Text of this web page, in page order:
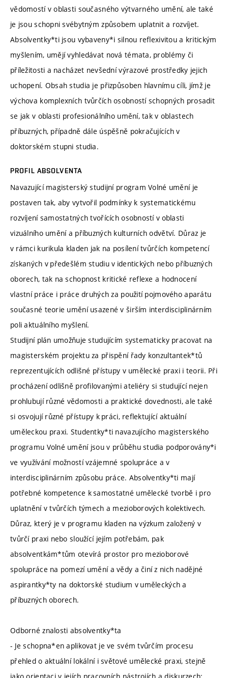
vědomostí v oblasti současného výtvarného umění, ale také
je jsou schopni svébytným způsobem uplatnit a rozvíjet.
Absolventky*ti jsou vybaveny*i silnou reflexivitou a kritickým
myšlením, umějí vyhledávat nová témata, problémy či
příležitosti a nacházet nevšední výrazové prostředky jejich
uchopení. Obsah studia je přizpůsoben hlavnímu cíli, jímž je
výchova komplexních tvůrčích osobností schopných prosadit
se jak v oblasti profesionálního umění, tak v oblastech
příbuzných, případně dále úspěšně pokračujících v
doktorském stupni studia.
PROFIL ABSOLVENTA
Navazující magisterský studijní program Volné umění je
postaven tak, aby vytvořil podmínky k systematickému
rozvíjení samostatných tvořících osobností v oblasti
vizuálního umění a příbuzných kulturních odvětví. Důraz je
v rámci kurikula kladen jak na posílení tvůrčích kompetencí
získaných v předešlém studiu v identických nebo příbuzných
oborech, tak na schopnost kritické reflexe a hodnocení
vlastní práce i práce druhých za použití pojmového aparátu
současné teorie umění usazené v širším interdisciplinárním
poli aktuálního myšlení.
Studijní plán umožňuje studujícím systematicky pracovat na
magisterském projektu za přispění řady konzultantek*tů
reprezentujících odlišné přístupy v umělecké praxi i teorii. Při
procházení odlišně profilovanými ateliéry si studující nejen
prohlubují různé vědomosti a praktické dovednosti, ale také
si osvojují různé přístupy k práci, reflektující aktuální
uměleckou praxi. Studentky*ti navazujícího magisterského
programu Volné umění jsou v průběhu studia podporovány*i
ve využívání možností vzájemné spolupráce a v
interdisciplinárním způsobu práce. Absolventky*ti mají
potřebné kompetence k samostatné umělecké tvorbě i pro
uplatnění v tvůrčích týmech a mezioborových kolektivech.
Důraz, který je v programu kladen na výzkum založený v
tvůrčí praxi nebo sloužící jejím potřebám, pak
absolventkám*tům otevírá prostor pro mezioborové
spolupráce na pomezí umění a vědy a činí z nich nadějné
aspirantky*ty na doktorské studium v uměleckých a
příbuzných oborech.
Odborné znalosti absolventky*ta
- Je schopna*en aplikovat je ve svém tvůrčím procesu
přehled o aktuální lokální i světové umělecké praxi, stejně